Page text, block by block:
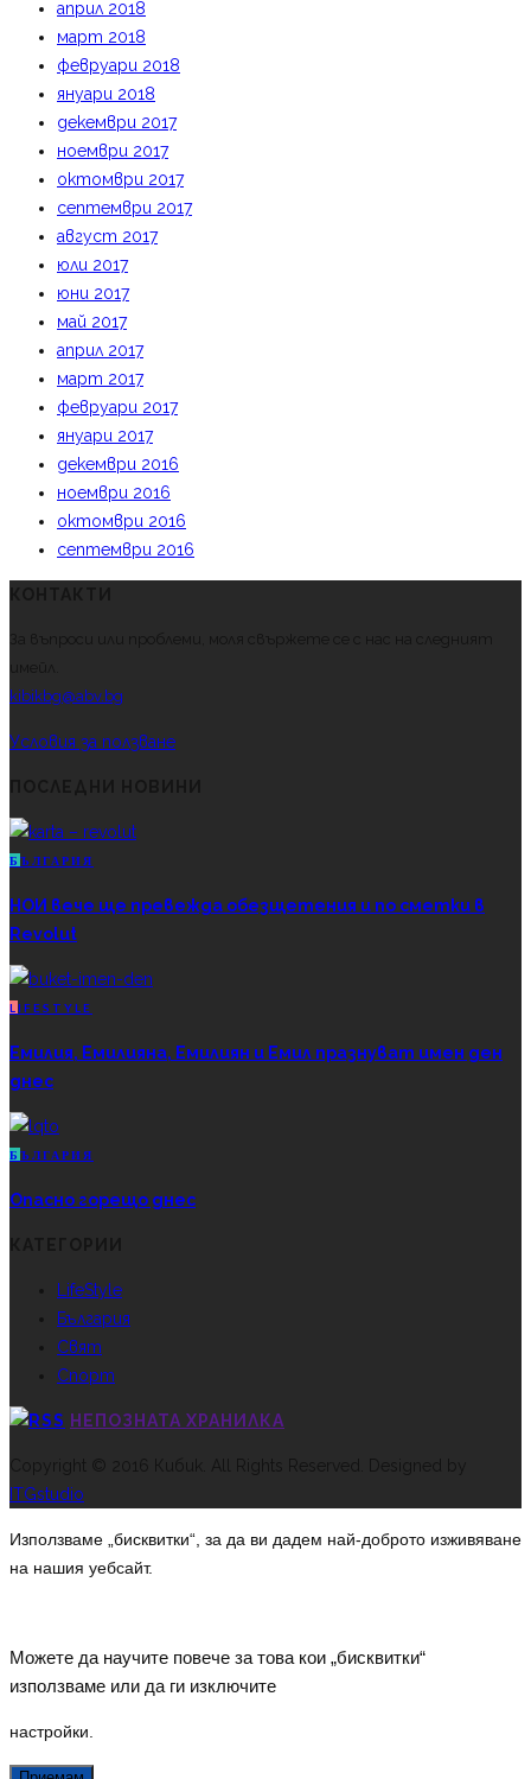
април 2018
март 2018
февруари 2018
януари 2018
декември 2017
ноември 2017
октомври 2017
септември 2017
август 2017
юли 2017
юни 2017
май 2017
април 2017
март 2017
февруари 2017
януари 2017
декември 2016
ноември 2016
октомври 2016
септември 2016
За въпроси или проблеми, моля свържете се с нас на следният
имейл.
kibikbg@abv.bg
Условия за ползване
Б ЪЛГАРИЯ
НОИ вече ще превежда обезщетения и по сметки в
Revolut
L IFESTYLE
Емилия, Емилияна, Емилиян и Емил празнуват имен ден
днес
Б ЪЛГАРИЯ
Опасно горещо днес
LifeStyle
България
Свят
Спорт
НЕПОЗНАТА ХРАНИЛКА
Copyright © 2016 Кибик. All Rights Reserved. Designed by
ITGstudio
Използваме „бисквитки“, за да ви дадем най-доброто изживяване
на нашия уебсайт.
Можете да научите повече за това кои „бисквитки“
използваме или да ги изключите
настройки.